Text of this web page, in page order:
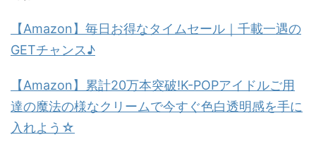
【Amazon】毎日お得なタイムセール｜千載一遇の
GETチャンス♪
【Amazon】累計20万本突破!K-POPアイドルご用
達の魔法の様なクリームで今すぐ色白透明感を手に
入れよう☆